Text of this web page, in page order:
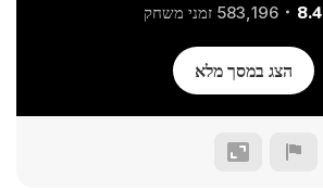
8.4 583,196 זמני משחק
הצג במסך מלא